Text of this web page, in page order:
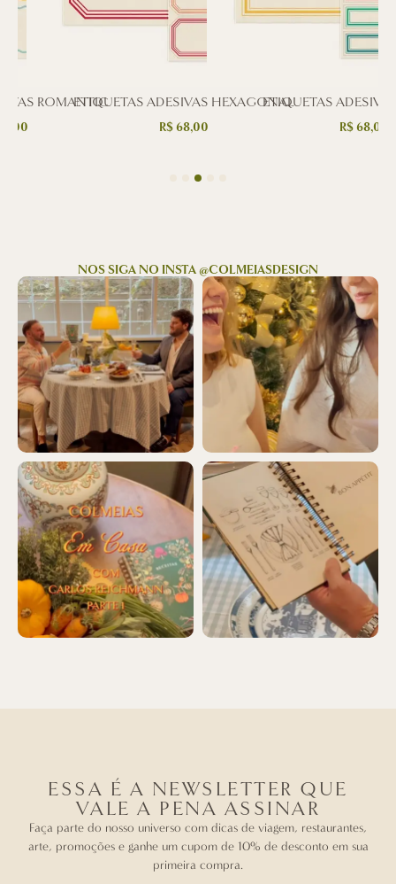
ROMANTICETIQUETAS ADESIVAS HEXAGONAL
R$68,00
ETIQUETAS
R$68,00
NOS SIGA NO INSTA @COLMEIASDESIGN
ESSA É A NEWSLETTER QUE
VALE A PENA ASSINAR
Faça parte do nosso universo com dicas de viagem, restaurantes,
arte, promoções e ganhe um cupom de 10% de desconto em sua
primeira compra.